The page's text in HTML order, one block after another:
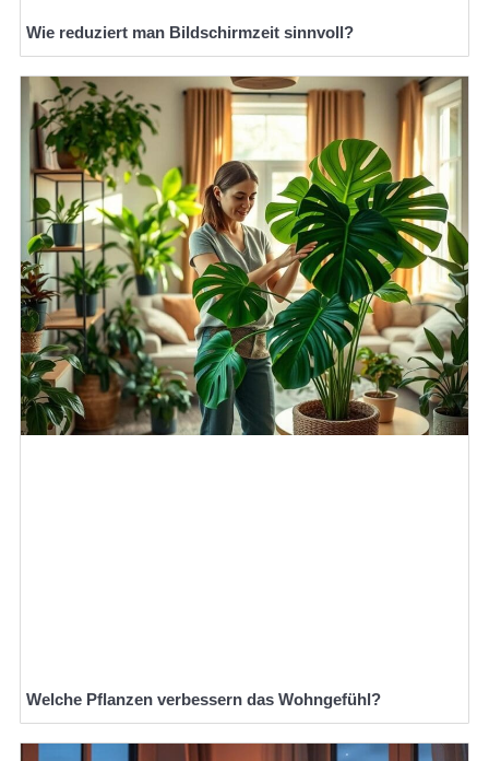
Wie reduziert man Bildschirmzeit sinnvoll?
Welche Pflanzen verbessern das Wohngefühl?